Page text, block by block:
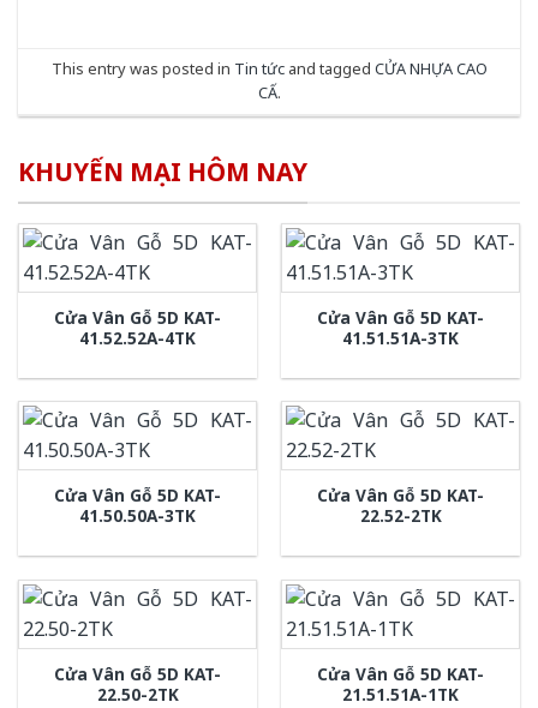
This entry was posted in Tin tứcand tagged CỬA NHỰA CAO
CẤ.
KHUYẾN MẠI HÔM NAY
Cửa Vân Gỗ 5D KAT-
41.52.52A-4TK
Cửa Vân Gỗ 5D KAT-
41.51.51A-3TK
Cửa Vân Gỗ 5D KAT-
41.50.50A-3TK
Cửa Vân Gỗ 5D KAT-
22.52-2TK
Cửa Vân Gỗ 5D KAT-
22.50-2TK
Cửa Vân Gỗ 5D KAT-
21.51.51A-1TK